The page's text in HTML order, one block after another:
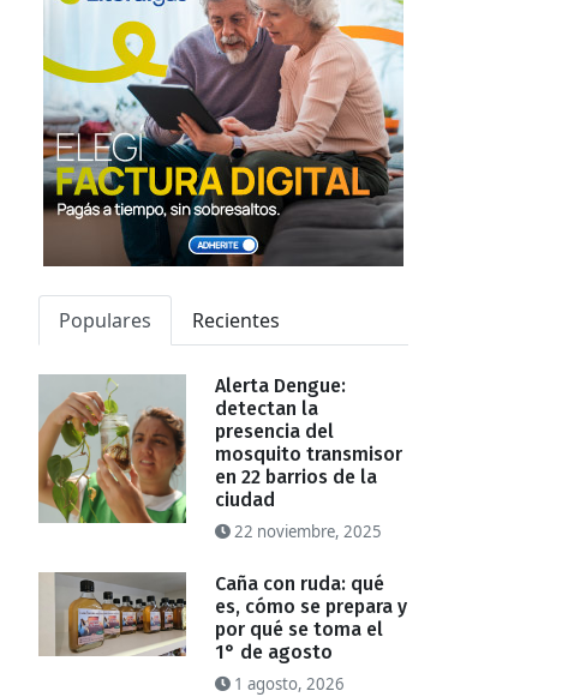
Populares Recientes
Alerta Dengue:
detectan la
presencia del
mosquito transmisor
en 22 barrios de la
ciudad
22 noviembre, 2025
Caña con ruda: qué
es, cómo se prepara y
por qué se toma el
1° de agosto
1 agosto, 2026